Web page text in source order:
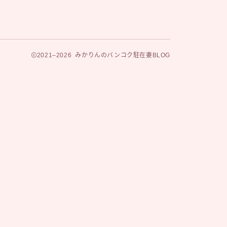
2021–2026 みかりんのバンコク駐在妻BLOG